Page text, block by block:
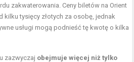
zakwaterowania. Ceny biletów na Orient
kilku tysięcy złotych za osobę, jednak
usługi mogą podnieść tę kwotę o kilka
zazwyczaj obejmuje więcej niż tylko